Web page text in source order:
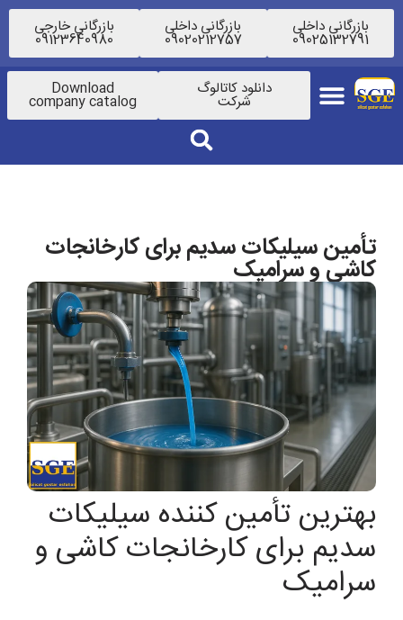
بازرگانی داخلی
09025132791
بازرگانی داخلی
09020212757
بازرگانی خارجی
09123640980
دانلود کاتالوگ
شرکت
Download
company catalog
تأمین سیلیکات سدیم برای کارخانجات
کاشی و سرامیک
بهترین تأمین کننده سیلیکات
سدیم برای کارخانجات کاشی و
سرامیک